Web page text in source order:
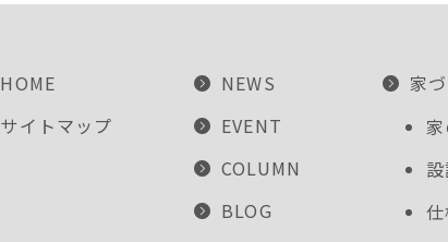
HOME
サイトマップ
NEWS
EVENT
COLUMN
BLOG
家